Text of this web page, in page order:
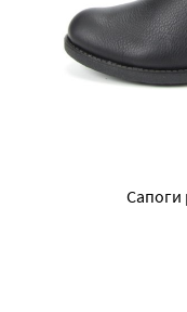
Сапоги